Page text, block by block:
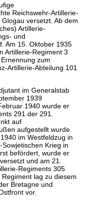
Reichswehr-Artillerie-
versetzt. Ab dem
Artillerie-
und
Am 15. Oktober 1935
Artillerie-Regiment 3
zum
Artillerie-Abteilung 101
im Generalstab
1939
1940 wurde er
291 der 291.
auf
aufgestellt wurde.
im Westfeldzug in
Krieg in
befördert, wurde er
und am 21.
Regiments 305
lag zu diesem
Bretagne und
vor.